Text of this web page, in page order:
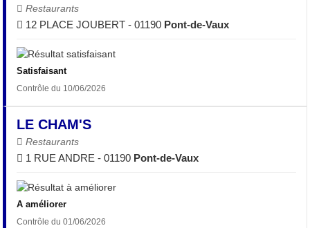
Restaurants
12 PLACE JOUBERT - 01190 Pont-de-Vaux
Satisfaisant
Contrôle du 10/06/2026
LE CHAM'S
Restaurants
1 RUE ANDRE - 01190 Pont-de-Vaux
A améliorer
Contrôle du 01/06/2026